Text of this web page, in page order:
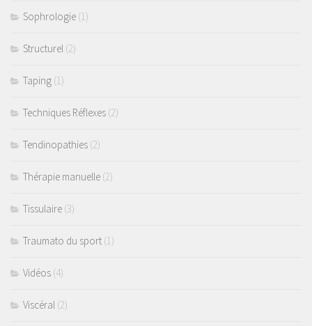
Sophrologie (1)
Structurel (2)
Taping (1)
Techniques Réflexes (2)
Tendinopathies (2)
Thérapie manuelle (2)
Tissulaire (3)
Traumato du sport (1)
Vidéos (4)
Viscéral (2)